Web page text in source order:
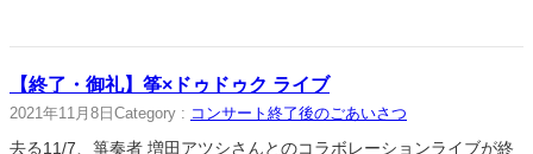
【終了・御礼】筝×ドゥドゥク ライブ
2021年11月8日 Category : コンサート終了後のごあいさつ
去る11/7、箏奏者 増田アツシさんとのコラボレーションライブが終